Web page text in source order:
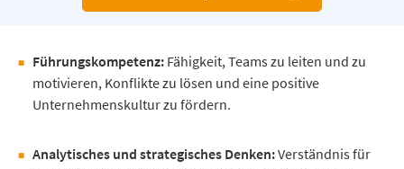
Führungskompetenz: Fähigkeit, Teams zu leiten und zu
motivieren, Konflikte zu lösen und eine positive
Unternehmenskultur zu fördern.
Analytisches und strategisches Denken:Verständnis für